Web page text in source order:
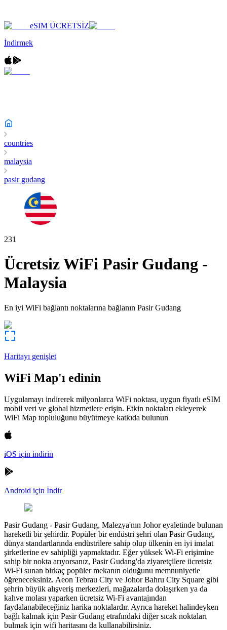
eSIM ÜCRETSİZ
İndirmek
countries
malaysia
pasir gudang
231
Ücretsiz WiFi Pasir Gudang -
Malaysia
En iyi WiFi bağlantı noktalarına bağlanın Pasir Gudang
Haritayı genişlet
WiFi Map'ı edinin
Uygulamayı indirerek milyonlarca WiFi noktası, uygun fiyatlı eSIM
mobil veri ve global hizmetlere erişin. Etkin noktaları ekleyerek
WiFi Map topluluğunu büyütmeye katkıda bulunun
iOS için indirin
Android için İndir
Pasir Gudang - Pasir Gudang, Malezya'nın Johor eyaletinde bulunan
hareketli bir şehirdir. Popüler bir endüstri şehri olan Pasir Gudang,
dünya standartlarında endüstrilere sahip olup ülkenin en iyi imalat
şirketlerine ev sahipliği yapmaktadır. Eğer yüksek Wi-Fi erişimine
sahip bir nokta arıyorsanız, Pasir Gudang'da ziyaretçilere ücretsiz
Wi-Fi sunan birkaç popüler mekanın olduğunu memnuniyetle
öğreneceksiniz. Aeon Tebrau City ve Johor Bahru City Square gibi
şehrin büyük alışveriş merkezleri, mağazalarda dolaşırken ya da
kahve molası yaparken ücretsiz Wi-Fi avantajından
faydalanabileceğiniz harika noktalardır. Ayrıca hareket halindeyken
bağlı kalmak için Pasir Gudang etrafındaki diğer sıcak noktaları
bulmak için wifi haritasını da kullanabilirsiniz.